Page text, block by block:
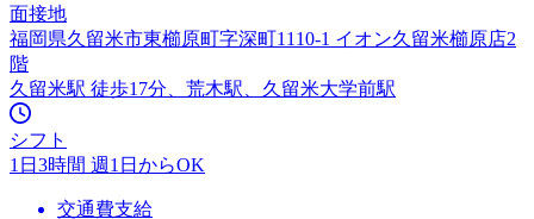
面接地
福岡県久留米市東櫛原町字深町1110-1 イオン久留米櫛原店2
階
久留米駅 徒歩17分、荒木駅、久留米大学前駅
シフト
1日3時間 週1日からOK
交通費支給